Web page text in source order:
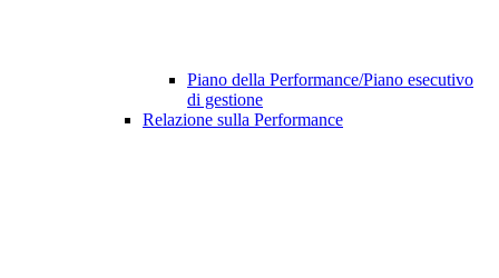
Piano della Performance/Piano esecutivo
di gestione
Relazione sulla Performance